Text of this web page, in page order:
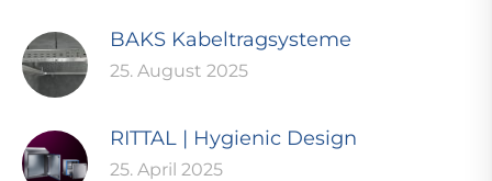
BAKS Kabeltragsysteme
25. August 2025
RITTAL | Hygienic Design
25. April 2025